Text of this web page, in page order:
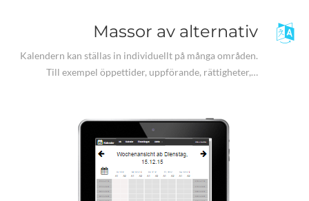
Massor av alternativ
Kalendern kan ställas in individuellt på många områden.
Till exempel öppettider, uppförande, rättigheter,…